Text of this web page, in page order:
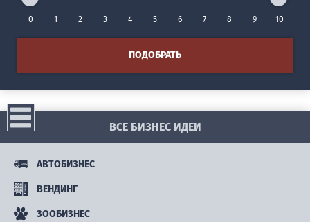
0 1 2 3 4 5 6 7 8 9 10
ПОДОБРАТЬ
ВСЕ БИЗНЕС ИДЕИ
АВТОБИЗНЕС
ВЕНДИНГ
ЗООБИЗНЕС